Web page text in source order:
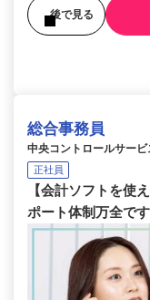
後で見る
総合事務員
中央コントロールサー
正社員
【会計ソフトを使
ポート体制万全で